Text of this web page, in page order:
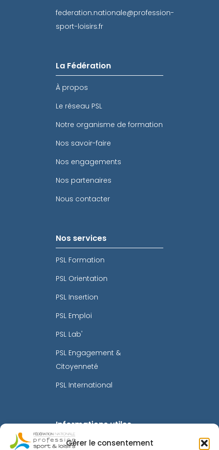
Gérer le consentement
federation.nationale@profession-
sport-loisirs.fr
La Fédération
À propos
Le réseau PSL
Notre organisme de formation
Nos savoir-faire
Nos engagements
Nos partenaires
Nous contacter
Nos services
PSL Formation
PSL Orientation
PSL Insertion
PSL Emploi
PSL Lab'
PSL Engagement &
Citoyenneté
PSL International
Informations utiles
Mentions légales